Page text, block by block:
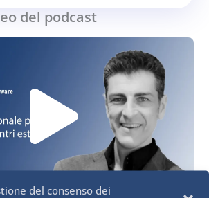
del consenso dei
della bellezza, a svolgere il
modo più armonioso.
uno dei founder nonché il
realtà italiana, nasce nel
fratelli, Luigi e Gianpiero, e
storie di successo, danno vita a
nel pieno della crisi economica
l’azienda si costituì già
del podcast
Play